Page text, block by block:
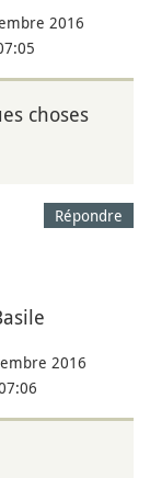
2016
choses
Répondre
2016